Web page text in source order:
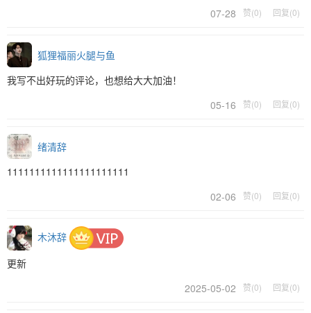
07-28 赞(0) 回复(0)
狐狸福丽火腿与鱼
我写不出好玩的评论，也想给大大加油！
05-16
赞(0) 回复(0)
绪清辞
1111111111111111111111
02-06
赞(0) 回复(0)
木沐辞
更新
2025-05-02
赞(0) 回复(0)